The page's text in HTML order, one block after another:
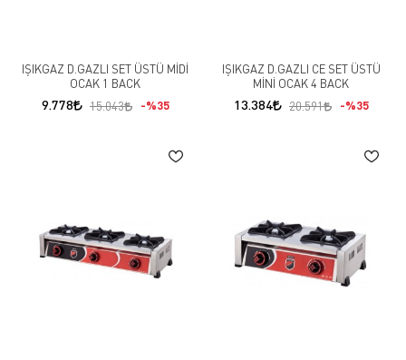
IŞIKGAZ D.GAZLI SET ÜSTÜ MİDİ
OCAK 1 BACK
9.778 15.043 %35
IŞIKGAZ D.GAZLI CE SET ÜSTÜ
MİNİ OCAK 4 BACK
13.384 20.591 %35